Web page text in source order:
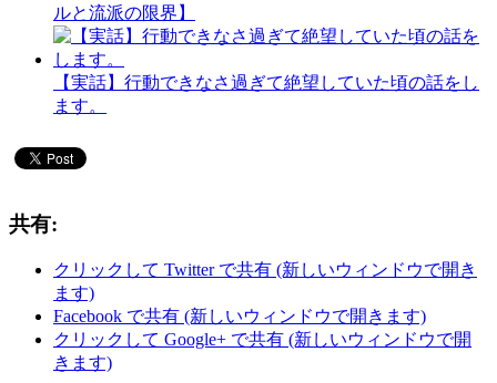
ルと流派の限界】
【実話】行動できなさ過ぎて絶望していた頃の話をし
ます。
共有:
クリックして Twitter で共有 (新しいウィンドウで開き
ます)
Facebook で共有 (新しいウィンドウで開きます)
クリックして Google+ で共有 (新しいウィンドウで開
きます)